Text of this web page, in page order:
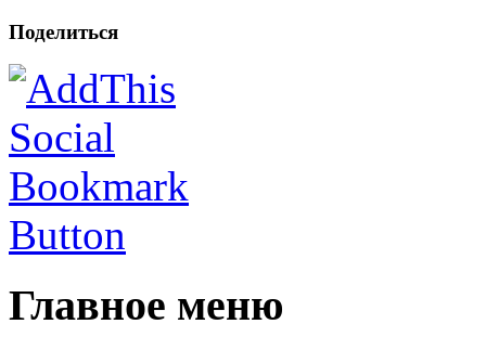
Поделиться
Главное меню